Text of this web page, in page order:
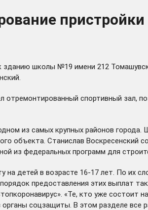
зданию школы №19 имени 212
спортивный зал,
из самых крупных районов города.
объекта. Станислав Воскресенский
из федеральных программ для
на детей в возрасте 16-17 лет. По их
порядок предоставления этих выплат
. «Те, кто уже состоит
соцзащиты. В этом разделе все